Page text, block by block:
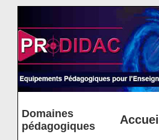
Domaines
pédagogiques
Accueil
Cookies management panel